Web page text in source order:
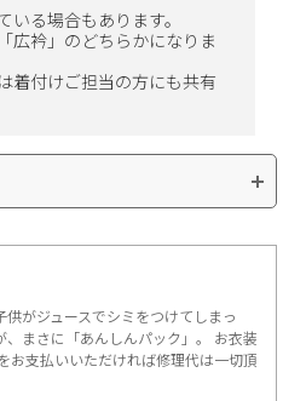
る場合もあります。
広衿」のどちらかになりま
着付けご担当の方にも共有
供がジュースでシミをつけてしまっ
まさに「あんしんパック」。 お衣装
お支払いいただければ修理代は一切頂